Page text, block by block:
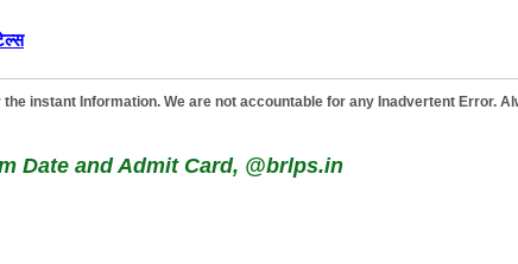
instant Information. We are not accountable for any Inadvertent Error.
Date and Admit Card, @brlps.in